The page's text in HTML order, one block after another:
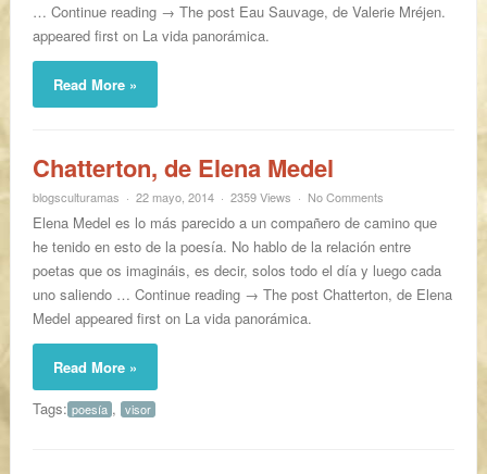
… Continue reading → The post Eau Sauvage, de Valerie Mréjen.
appeared first on La vida panorámica.
Read More »
Chatterton, de Elena Medel
blogsculturamas 22 mayo, 2014 2359 Views No Comments
Elena Medel es lo más parecido a un compañero de camino que
he tenido en esto de la poesía. No hablo de la relación entre
poetas que os imagináis, es decir, solos todo el día y luego cada
uno saliendo … Continue reading → The post Chatterton, de Elena
Medel appeared first on La vida panorámica.
Read More »
Tags: poesía , visor